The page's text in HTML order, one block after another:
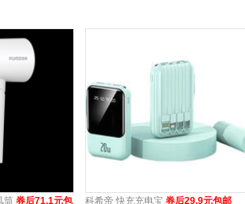
筒 券后71.1元包 科希帝 快充充电宝 券后29.9元包邮